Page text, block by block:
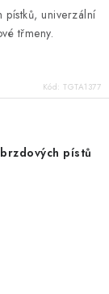
pístků, univerzální
třmeny.
Kód: TGTA1377
pístů